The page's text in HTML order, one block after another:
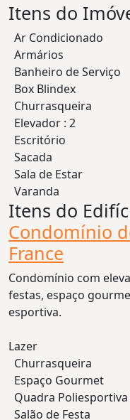
Itens do
Ar Condicionado
Armários
Banheiro de Serviço
Box Blindex
Churrasqueira
Elevador : 2
Escritório
Sacada
Sala de Estar
Varanda
Itens do
Condomínio
France
Condomínio com
festas, espaço
esportiva.
Lazer
Churrasqueira
Espaço Gourmet
Quadra Poliesportiva
Salão de Festa